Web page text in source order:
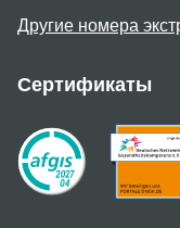
Другие номера
Сертификаты